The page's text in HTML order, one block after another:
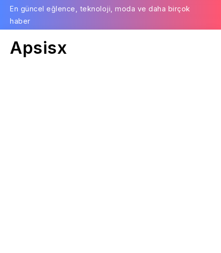
En güncel eğlence, teknoloji, moda ve daha birçok
haber
Apsisx